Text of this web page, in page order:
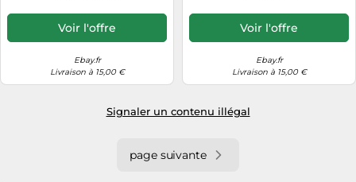
Voir l'offre
Ebay.fr
Livraison à 15,00 €
Voir l'offre
Ebay.fr
Livraison à 15,00 €
Signaler un contenu illégal
page suivante